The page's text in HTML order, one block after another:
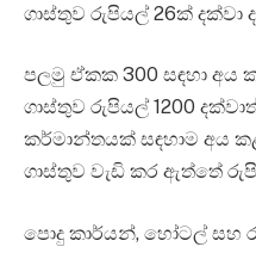
ගාස්තුව රුපියල් 26ක් දක්වා
පලමු ඒකක 300 සඳහා අය
ගාස්තුව රුපියල් 1200
කර්මාන්තයක් සඳහාම අය
ගාස්තුව වැඩි කර ඇත්තේ
පොදු කාර්යන්, හෝටල් සහ